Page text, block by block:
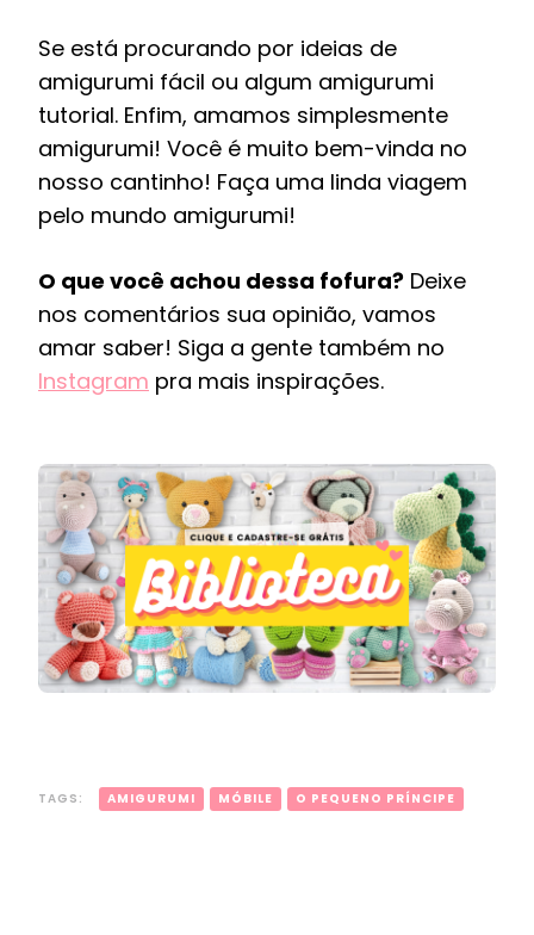
Se está procurando por ideias de
amigurumi fácil ou algum amigurumi
tutorial. Enfim, amamos simplesmente
amigurumi! Você é muito bem-vinda no
nosso cantinho! Faça uma linda viagem
pelo mundo amigurumi!
O que você achou dessa fofura? Deixe
nos comentários sua opinião, vamos
amar saber! Siga a gente também no
Instagram pra mais inspirações.
TAGS: AMIGURUMI MÓBILE O PEQUENO PRÍNCIPE